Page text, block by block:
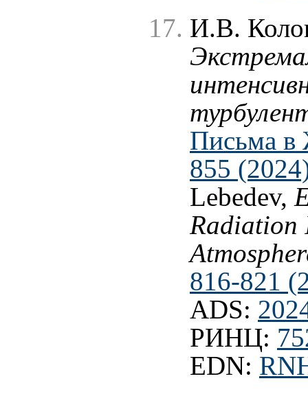
И.В.
Письма
855
Lebedev,
Radiation
816-821
ADS:
РИНЦ:
EDN: